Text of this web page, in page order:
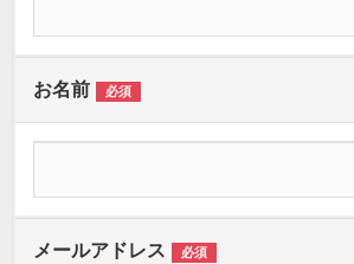
お名前 必須
メールアドレス 必須